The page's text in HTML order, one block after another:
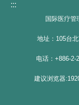
:::
国际医疗
地址：105台
电话：+886-
建议浏览器